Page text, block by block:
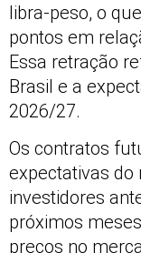
libra-peso, o
pontos em
Essa retração
Brasil e a
2026/27.
Os contratos
expectativas do
investidores
próximos
preços no